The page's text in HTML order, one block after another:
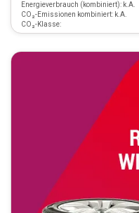
Energieverbrauch (kombiniert): k.A.
CO₂-Emissionen kombiniert: k.A.
CO₂-Klasse: